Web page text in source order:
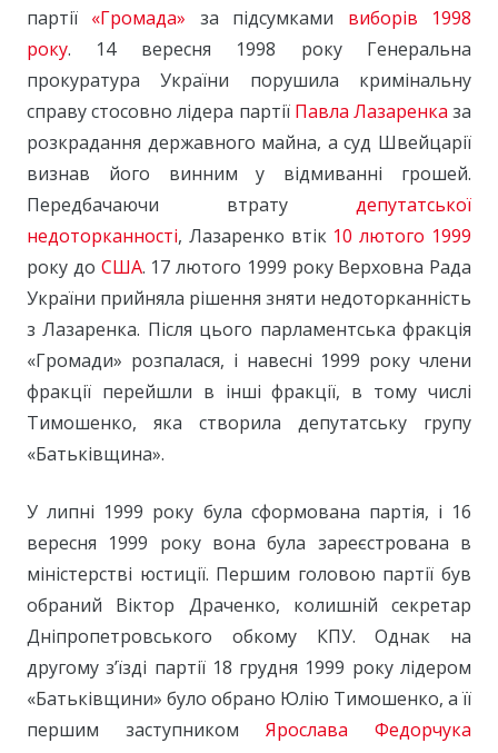
партії «Громада» за підсумками виборів 1998
року. 14 вересня 1998 року Генеральна
прокуратура України порушила кримінальну
справу стосовно лідера партії Павла Лазаренка за
розкрадання державного майна, а суд Швейцарії
визнав його винним у відмиванні грошей.
Передбачаючи втрату депутатської
недоторканності, Лазаренко втік 10 лютого 1999
року до США. 17 лютого 1999 року Верховна Рада
України прийняла рішення зняти недоторканність
з Лазаренка. Після цього парламентська фракція
«Громади» розпалася, і навесні 1999 року члени
фракції перейшли в інші фракції, в тому числі
Тимошенко, яка створила депутатську групу
«Батьківщина».
У липні 1999 року була сформована партія, і 16
вересня 1999 року вона була зареєстрована в
міністерстві юстиції. Першим головою партії був
обраний Віктор Драченко, колишній секретар
Дніпропетровського обкому КПУ. Однак на
другому з’їзді партії 18 грудня 1999 року лідером
«Батьківщини» було обрано Юлію Тимошенко, а її
першим заступником Ярослава Федорчука